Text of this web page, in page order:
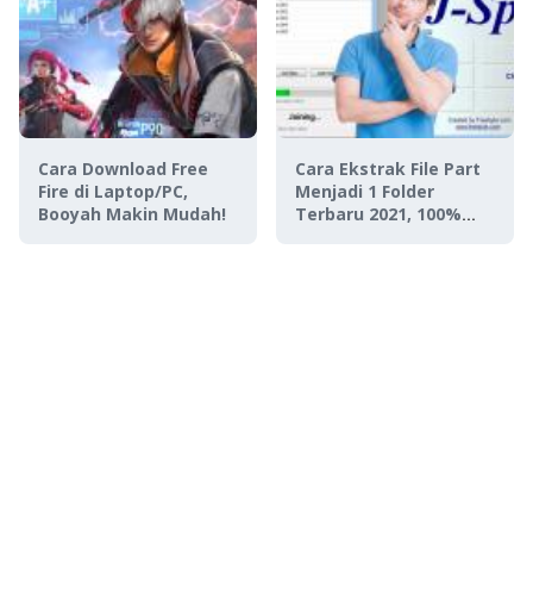
Cara Download Free
Fire di Laptop/PC,
Booyah Makin Mudah!
Cara Ekstrak File Part
Menjadi 1 Folder
Terbaru 2021, 100%